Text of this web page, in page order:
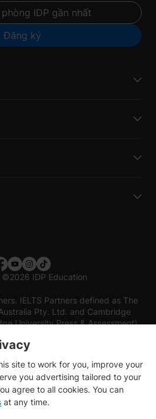
IDP gần nhất
Đăng ký
©2026 IDP Education
IELTS Partners defined as The
Pty. Ltd. and Cambridge
University Press & Assessment)
Điều khoản sử dụng
site to work for you, improve your
you advertising tailored to your
agree to all cookies. You can
at any time.